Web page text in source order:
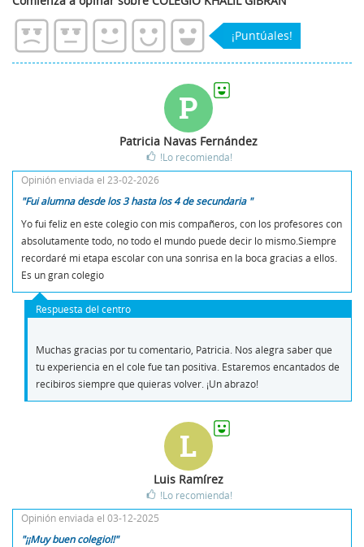
¡Puntúales!
P
Patricia Navas Fernández
!Lo recomienda!
Opinión enviada el 23-02-2026
"Fui alumna desde los 3 hasta los 4 de secundaria "
Yo fui feliz en este colegio con mis compañeros, con los profesores con
absolutamente todo, no todo el mundo puede decir lo mismo.Siempre
recordaré mi etapa escolar con una sonrisa en la boca gracias a ellos.
Es un gran colegio
Respuesta del centro
Muchas gracias por tu comentario, Patricia. Nos alegra saber que
tu experiencia en el cole fue tan positiva. Estaremos encantados de
recibiros siempre que quieras volver. ¡Un abrazo!
L
Luis Ramírez
!Lo recomienda!
Opinión enviada el 03-12-2025
"¡¡Muy buen colegio!!"